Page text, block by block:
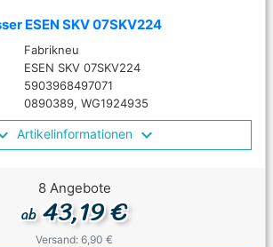
ESEN SKV 07SKV224
Fabrikneu
ESEN SKV 07SKV224
5903968497071
0890389, WG1924935
Artikelinformationen
8 Angebote
ab43,19 €
Versand: 6,90 €